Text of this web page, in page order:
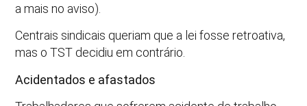
a mais no aviso).
Centrais sindicais queriam que a lei fosse retroativa,
mas o TST decidiu em contrário.
Acidentados e afastados